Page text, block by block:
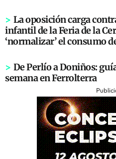
> La oposición carga
infantil de la Feria de la
‘normalizar’ el consumo
> De Perlío a Doniños:
semana en Ferrolterra